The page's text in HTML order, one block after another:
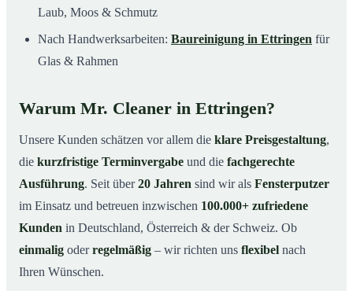
Laub, Moos & Schmutz
Nach Handwerksarbeiten: Baureinigung in Ettringen für
Glas & Rahmen
Warum Mr. Cleaner in Ettringen?
Unsere Kunden schätzen vor allem die klare Preisgestaltung,
die kurzfristige Terminvergabe und die fachgerechte
Ausführung. Seit über20 Jahren sind wir als Fensterputzer
im Einsatz und betreuen inzwischen 100.000+ zufriedene
Kunden in Deutschland, Österreich & der Schweiz. Ob
einmalig oderregelmäßig – wir richten uns flexibel nach
Ihren Wünschen.